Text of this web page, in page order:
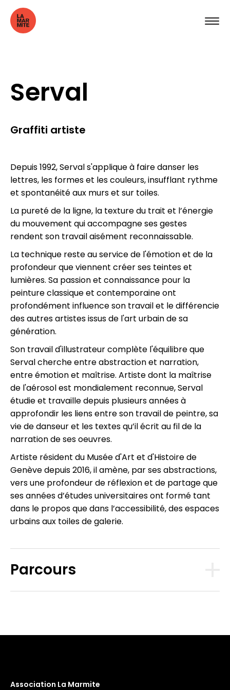
Serval
Graffiti artiste
Depuis 1992, Serval s'applique à faire danser les
lettres, les formes et les couleurs, insufflant rythme
et spontanéité aux murs et sur toiles.
La pureté de la ligne, la texture du trait et l’énergie
du mouvement qui accompagne ses gestes
rendent son travail aisément reconnaissable.
La technique reste au service de l'émotion et de la
profondeur que viennent créer ses teintes et
lumières. Sa passion et connaissance pour la
peinture classique et contemporaine ont
profondément influence son travail et le différencie
des autres artistes issus de l'art urbain de sa
génération.
Son travail d'illustrateur complète l'équilibre que
Serval cherche entre abstraction et narration,
entre émotion et maîtrise. Artiste dont la maîtrise
de l'aérosol est mondialement reconnue, Serval
étudie et travaille depuis plusieurs années à
approfondir les liens entre son travail de peintre, sa
vie de danseur et les textes qu’il écrit au fil de la
narration de ses oeuvres.
Artiste résident du Musée d'Art et d'Histoire de
Genève depuis 2016, il amène, par ses abstractions,
vers une profondeur de réflexion et de partage que
ses années d’études universitaires ont formé tant
dans le propos que dans l’accessibilité, des espaces
urbains aux toiles de galerie.
Parcours
Association La Marmite